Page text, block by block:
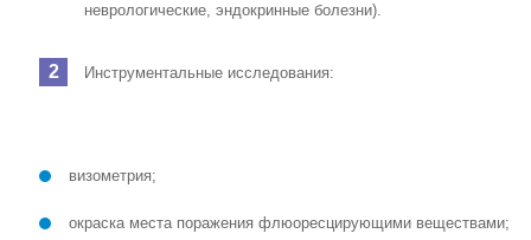
неврологические, эндокринные болезни).
Инструментальные исследования:
визометрия;
окраска места поражения флюоресцирующими веществами;